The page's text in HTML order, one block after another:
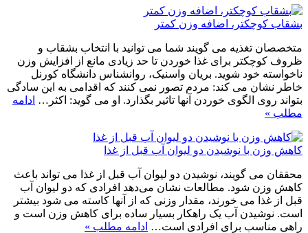
بشقاب کوچکتر، اضافه وزن کمتر
متخصصان تغذیه می گویند شما می توانید با انتخاب بشقاب و
ظروف کوچکتر برای غذا خوردن تا حد زیادی مانع از افزایش وزن
ناخواسته خود شوید. بریان واسنیک، روانشناس دانشگاه کورنل
خاطر نشان می کند: مردم تصور نمی کنند که اقدامی به این سادگی
بتواند روی الگوی خوردن آنها تاثیر بگذارد. او می گوید: اکثر… ادامه
مطلب »
کاهش وزن با نوشیدن دو لیوان آب قبل از غذا
محققان می گویند، نوشیدن دو لیوان آب قبل از غذا می تواند باعث
کاهش وزن شود. مطالعات نشان می‌دهد افرادی که دو لیوان آب
قبل از غذا می خورند، مقدار وزنی که از آنها کاسته می شود بیشتر
است. نوشیدن آب یک راهکار بسیار ساده برای کاهش وزن است و
راهی مناسب برای افرادی است… ادامه مطلب »